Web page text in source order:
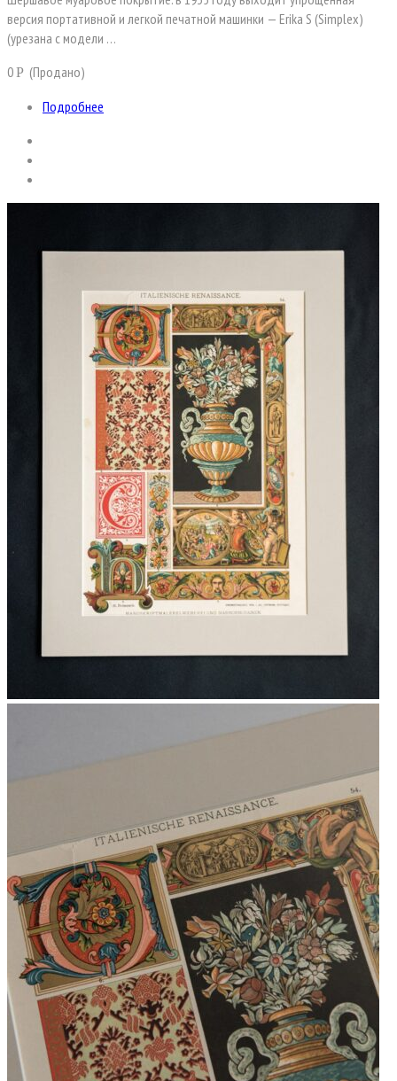
версия портативной и легкой печатной машинки — Erika S (Simplex)
(урезана с модели …
0Р (Продано)
Подробнее